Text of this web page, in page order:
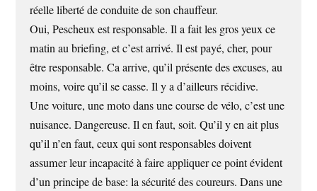
réelle liberté de conduite de son chauffeur.
Oui, Pescheux est responsable. Il a fait les gros yeux ce
matin au briefing, et c’est arrivé. Il est payé, cher, pour
être responsable. Ca arrive, qu’il présente des excuses, au
moins, voire qu’il se casse. Il y a d’ailleurs récidive.
Une voiture, une moto dans une course de vélo, c’est une
nuisance. Dangereuse. Il en faut, soit. Qu’il y en ait plus
qu’il n’en faut, ceux qui sont responsables doivent
assumer leur incapacité à faire appliquer ce point évident
d’un principe de base: la sécurité des coureurs. Dans une